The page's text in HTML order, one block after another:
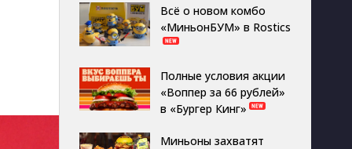
Всё о новом комбо
«МиньонБУМ» в Rostics
Полные условия акции
«Воппер за 66 рублей»
в «Бургер Кинг»
Миньоны захватят